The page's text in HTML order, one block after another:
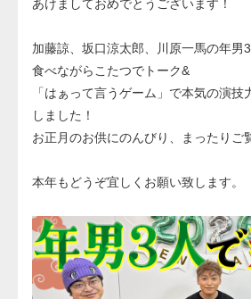
あけましておめでとうございます！
加藤諒、坂口涼太郎、川原一馬の年男
食べながらこたつでトーク&
「はぁって言うゲーム」で本気の演技
しました！
お正月のお供にのんびり、まったりご
本年もどうぞ宜しくお願い致します。